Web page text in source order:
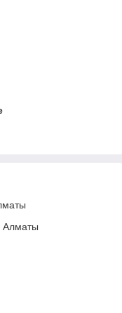
Алматы